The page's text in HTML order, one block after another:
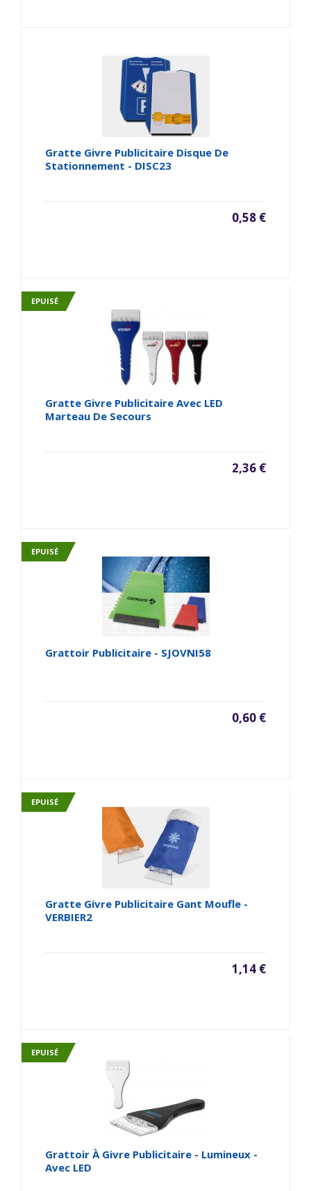
Gratte Givre Publicitaire Disque De
Stationnement - DISC23
0,58 €
EPUISÉ
Gratte Givre Publicitaire Avec LED
Marteau De Secours
2,36 €
EPUISÉ
Grattoir Publicitaire - SJOVNI58
0,60 €
EPUISÉ
Gratte Givre Publicitaire Gant Moufle -
VERBIER2
1,14 €
EPUISÉ
Grattoir À Givre Publicitaire - Lumineux -
Avec LED